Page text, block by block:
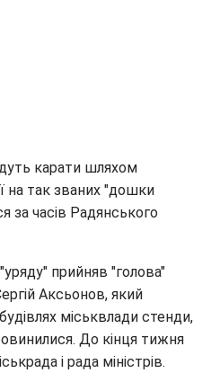
карати шляхом
на так званих "дошки
за часів Радянського
прийняв "голова"
Аксьонов, який
міськвлади стенди,
До кінця тижня
і рада міністрів.